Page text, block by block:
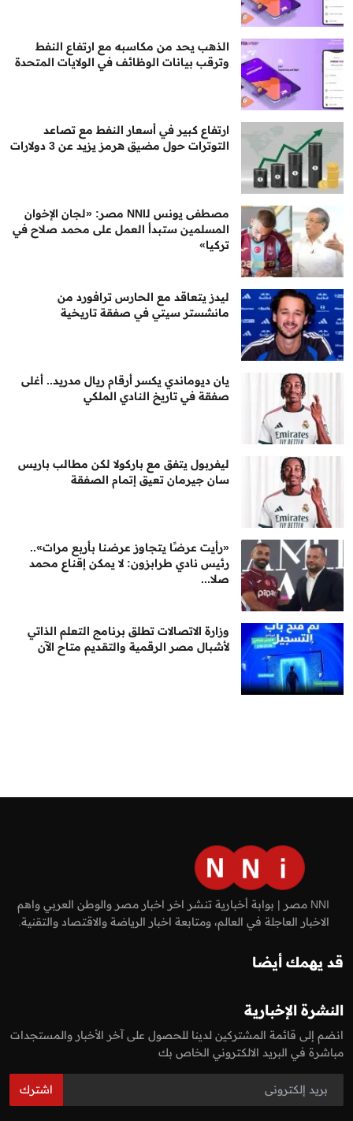
الذهب يحد من مكاسبه مع ارتفاع النفط
وترقب بيانات الوظائف في الولايات المتحدة
ارتفاع كبير في أسعار النفط مع تصاعد
التوترات حول مضيق هرمز يزيد عن 3 دولارات
مصطفى يونس لـNNI مصر: «لجان الإخوان
المسلمين ستبدأ العمل على محمد صلاح في
تركيا»
ليدز يتعاقد مع الحارس ترافورد من
مانشستر سيتي في صفقة تاريخية
يان ديوماندي يكسر أرقام ريال مدريد.. أغلى
صفقة في تاريخ النادي الملكي
ليفربول يتفق مع باركولا لكن مطالب باريس
سان جيرمان تعيق إتمام الصفقة
«رأيت عرضًا يتجاوز عرضنا بأربع مرات»..
رئيس نادي طرابزون: لا يمكن إقناع محمد
صلا...
وزارة الاتصالات تطلق برنامج التعلم الذاتي
لأشبال مصر الرقمية والتقديم متاح الآن
NNI مصر | بوابة أخبارية تنشر اخر اخبار مصر والوطن العربي واهم
الاخبار العاجلة في العالم، ومتابعة اخبار الرياضة والاقتصاد والتقنية.
قد يهمك أيضا
النشرة الإخبارية
انضم إلى قائمة المشتركين لدينا للحصول على آخر الأخبار والمستجدات
مباشرة في البريد الالكتروني الخاص بك
اشترك